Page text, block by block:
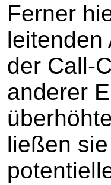
Ferner
leitenden
der Call-
anderer
ließen